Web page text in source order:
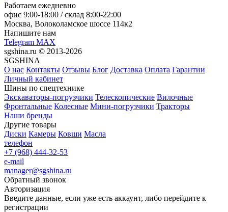
Работаем ежедневно
офис 9:00-18:00 / склад 8:00-22:00
Москва, Волоколамское шоссе 114к2
Напишите нам
Telegram MAX
sgshina.ru © 2013-2026
SGSHINA
О нас Контакты Отзывы Блог Доставка Оплата Гарантии
Личный кабинет
Шины по спецтехнике
Экскаваторы-погрузчики Телескопические Вилочные
Фронтальные Колесные Мини-погрузчики Тракторы
Наши бренды
Другие товары
Диски Камеры Ковши Масла
телефон
+7 (968) 444-32-53
e-mail
manager@sgshina.ru
Обратный звонок
Авторизация
Введите данные, если уже есть аккаунт, либо перейдите к
регистрации